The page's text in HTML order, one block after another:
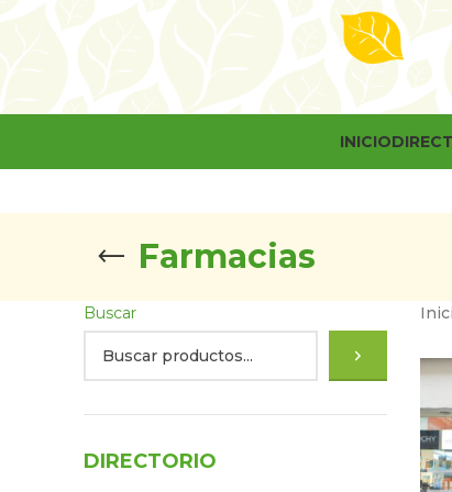
INICIO
Farmacias
Buscar
DIRECTORIO